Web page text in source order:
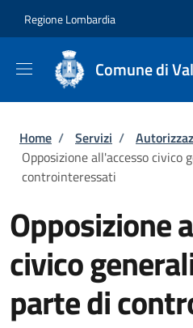
Regione Lombardia
Comune di
Briciole di pane
Home / Servizi /
Opposizione all'accesso civico
controinteressati
Opposizione
civico
parte di